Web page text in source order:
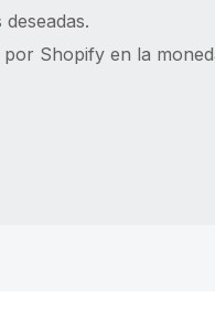
Shopify en la